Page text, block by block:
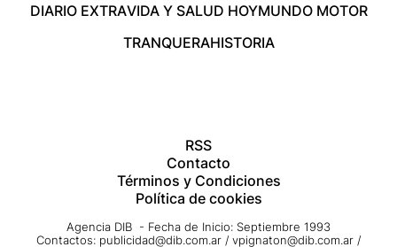
DIARIO EXTRAVIDA Y SALUD HOYMUNDO MOTOR
TRANQUERAHISTORIA
RSS
Contacto
Términos y Condiciones
Política de cookies
Agencia DIB - Fecha de Inicio: Septiembre 1993
Contactos: publicidad@dib.com.ar / vpignaton@dib.com.ar /